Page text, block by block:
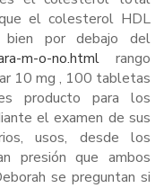
el colesterol HDL
bien por debajo del
m-o-no.html rango
10 mg , 100 tabletas
producto para los
el examen de sus
usos, desde los
presión que ambos
se preguntan si